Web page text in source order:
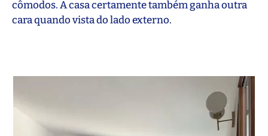
cômodos. A casa certamente também ganha outra
cara quando vista do lado externo.